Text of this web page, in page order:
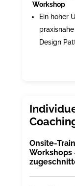
Workshop
Ein hoher
Design
Onsite-
Workshops